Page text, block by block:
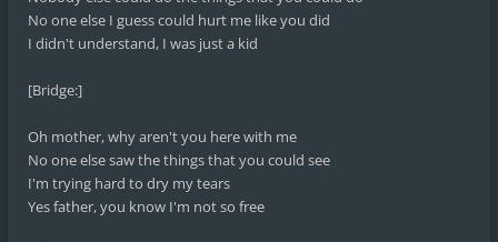
No one else I guess could hurt me like you did
I didn't understand, I was just a kid
[Bridge:]
Oh mother, why aren't you here with me
No one else saw the things that you could see
I'm trying hard to dry my tears
Yes father, you know I'm not so free